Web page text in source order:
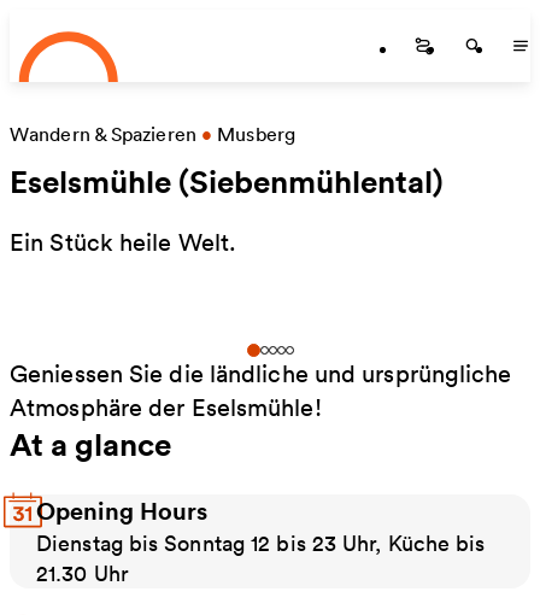
Skip to main content
Startseite
Wandern & Spazieren • Musberg
Eselsmühle (Siebenmühlental)
Ein Stück heile Welt.
Geniessen Sie die ländliche und ursprüngliche
Atmosphäre der Eselsmühle!
At a glance
Opening Hours
Dienstag bis Sonntag 12 bis 23 Uhr, Küche bis
21.30 Uhr